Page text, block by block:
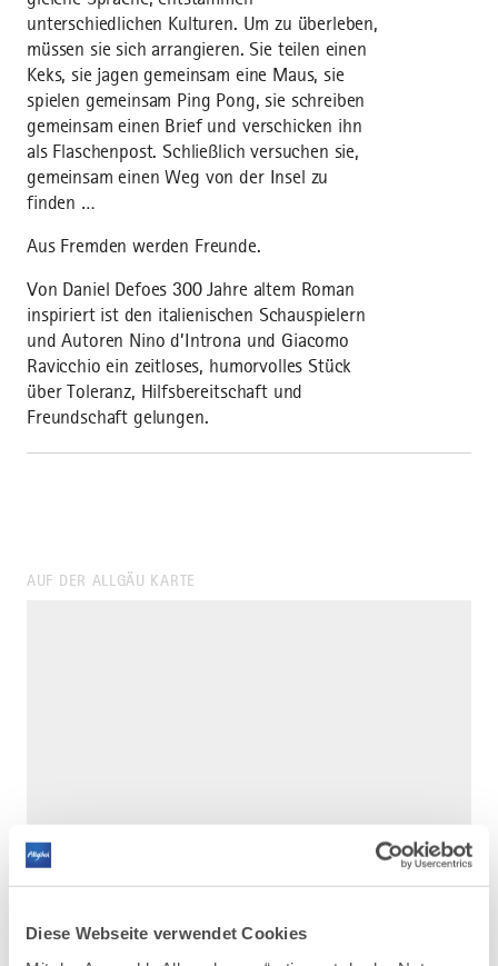
Diese Webseite verwendet Cookies
unterschiedlichen Kulturen. Um zu überleben,
müssen sie sich arrangieren. Sie teilen einen
Keks, sie jagen gemeinsam eine Maus, sie
spielen gemeinsam Ping Pong, sie schreiben
gemeinsam einen Brief und verschicken ihn
als Flaschenpost. Schließlich versuchen sie,
gemeinsam einen Weg von der Insel zu
finden …
Aus Fremden werden Freunde.
Von Daniel Defoes 300 Jahre altem Roman
inspiriert ist den italienischen Schauspielern
und Autoren Nino d’Introna und Giacomo
Ravicchio ein zeitloses, humorvolles Stück
über Toleranz, Hilfsbereitschaft und
Freundschaft gelungen.
AUF DER ALLGÄU KARTE